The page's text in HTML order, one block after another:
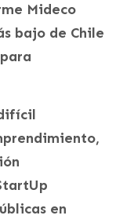
Mideco
bajo de Chile
en